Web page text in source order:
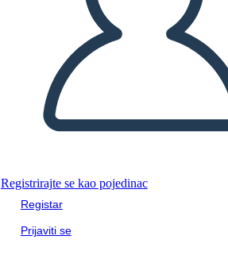
Registrirajte se kao pojedinac
Registar
Prijaviti se